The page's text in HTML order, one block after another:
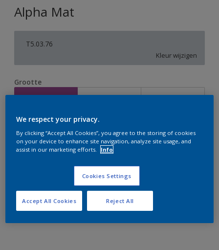
Alpha Mat
T5.03.76
Kleur wijzigen
Grootte
2,5 L 5 L 10 L
Verfcalculator
Bereken
Op dit moment is het niet mogelijk dit product online
te bestellen. Houd de website in de gaten, we werken
er hard aan om de voorraad aan te vullen.
We respect your privacy.
By clicking “Accept All Cookies”, you agree to the storing of cookies
on your device to enhance site navigation, analyze site usage, and
assist in our marketing efforts.
Info
Cookies Settings
Reject All
Accept All Cookies